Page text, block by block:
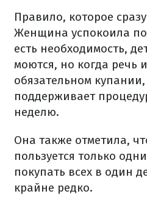
Правило, которое
Женщина успокоила
есть необходимость,
моются, но когда речь
обязательном
поддерживает
неделю.
Она также отметила,
пользуется только
покупать всех в один
крайне редко.